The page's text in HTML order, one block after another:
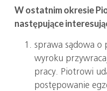
W ostatnim okresie
następujące
sprawa sądowa o
wyroku
pracy. Piotrowi
postępowanie